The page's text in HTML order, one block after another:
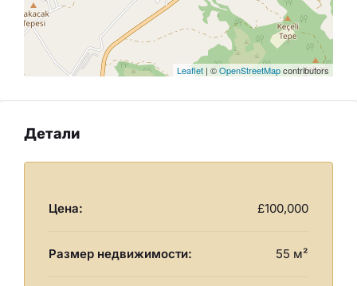
Leaflet | ©OpenStreetMapcontributors
Детали
Цена: £100,000
Размер недвижимости: 55 м²